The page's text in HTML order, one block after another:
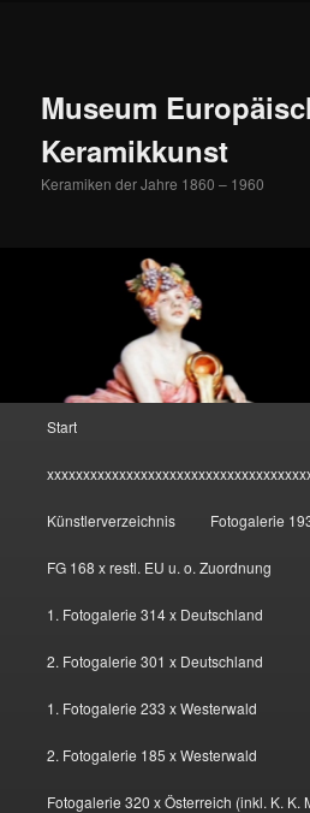
Museum
Keramikkunst
Keramiken der Jahre 1860 – 1960
Start
Künstlerverzeichnis Fotogalerie
FG 168 x restl. EU u. o. Zuordnung
1. Fotogalerie 314 x Deutschland
2. Fotogalerie 301 x Deutschland
1. Fotogalerie 233 x Westerwald
2. Fotogalerie 185 x Westerwald
Fotogalerie 320 x Österreich (inkl. K. K.